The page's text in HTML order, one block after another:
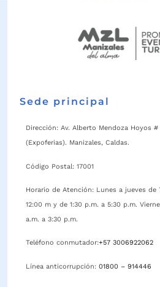
Sede principal
Dirección: Av. Alberto Mendoza Hoyos #
(Expoferias). Manizales, Caldas.
Código Postal: 17001
Horario de Atención: Lunes a jueves de
12:00 m y de 1:30 p.m. a 5:30 p.m.
a.m. a 3:30 p.m.
Teléfono conmutador:+57 3006922062
Línea anticorrupción: 01800 – 914446